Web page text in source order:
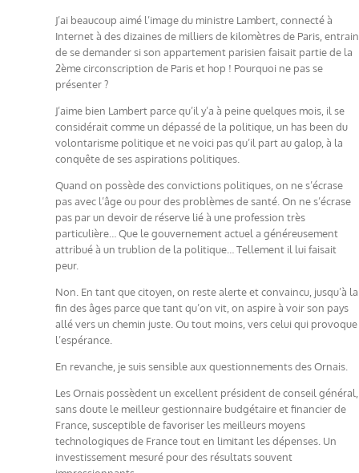
J’ai beaucoup aimé l’image du ministre Lambert, connecté à
Internet à des dizaines de milliers de kilomètres de Paris, entrain
de se demander si son appartement parisien faisait partie de la
2ème circonscription de Paris et hop ! Pourquoi ne pas se
présenter ?
J’aime bien Lambert parce qu’il y’a à peine quelques mois, il se
considérait comme un dépassé de la politique, un has been du
volontarisme politique et ne voici pas qu’il part au galop, à la
conquête de ses aspirations politiques.
Quand on possède des convictions politiques, on ne s’écrase
pas avec l’âge ou pour des problèmes de santé. On ne s’écrase
pas par un devoir de réserve lié à une profession très
particulière… Que le gouvernement actuel a généreusement
attribué à un trublion de la politique… Tellement il lui faisait
peur.
Non. En tant que citoyen, on reste alerte et convaincu, jusqu’à la
fin des âges parce que tant qu’on vit, on aspire à voir son pays
allé vers un chemin juste. Ou tout moins, vers celui qui provoque
l’espérance.
En revanche, je suis sensible aux questionnements des Ornais.
Les Ornais possèdent un excellent président de conseil général,
sans doute le meilleur gestionnaire budgétaire et financier de
France, susceptible de favoriser les meilleurs moyens
technologiques de France tout en limitant les dépenses. Un
investissement mesuré pour des résultats souvent